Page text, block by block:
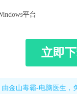
平台
立即
由金山毒霸-电脑医生，